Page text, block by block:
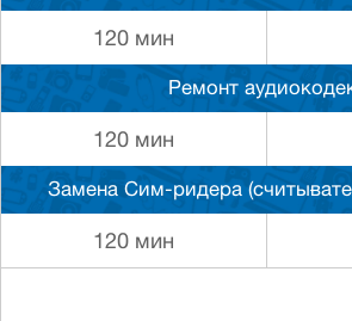
120 мин
Ремонт
120 мин
Замена Сим-ридера
120 мин